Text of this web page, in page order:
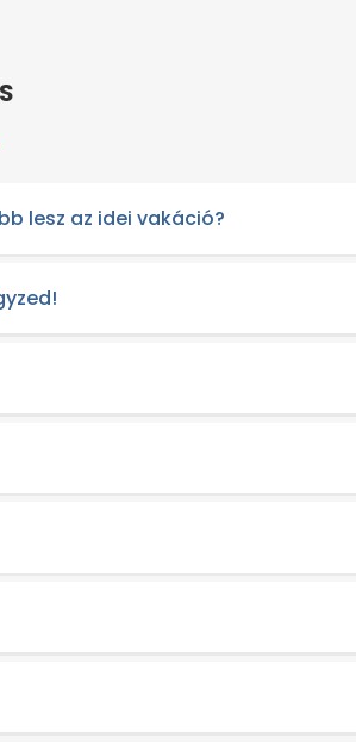
lesz az idei vakáció?